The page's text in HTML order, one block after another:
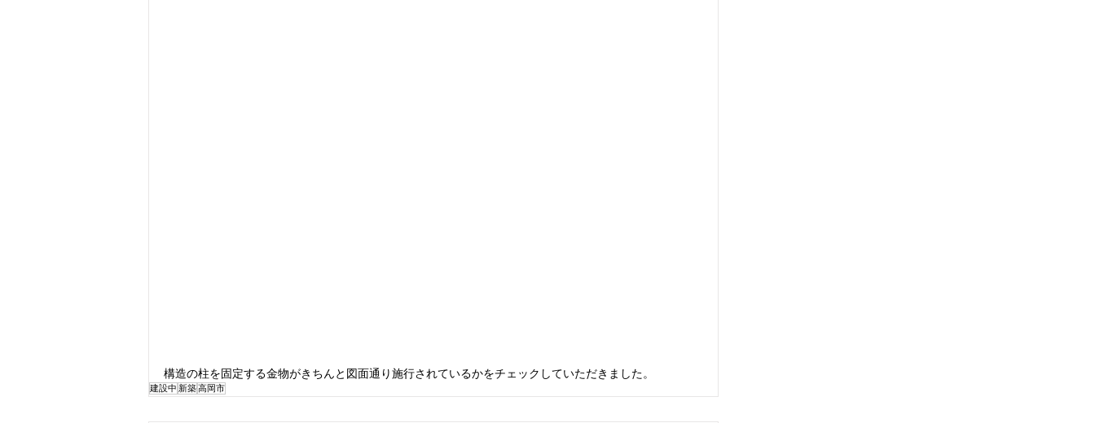
構造の柱を固定する金物がきちんと図面通り施行されているかをチェックしていただきました。
建設中 新築高岡市